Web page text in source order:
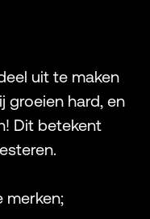
uit te maken
groeien hard, en
Dit betekent
merken;